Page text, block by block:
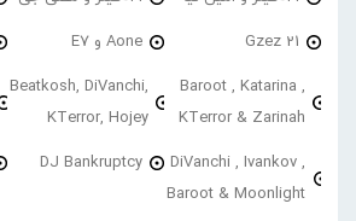
21 Gzez Aone و E7
Baroot , Katarina ,
KTerror & Zarinah
Beatkosh, DiVanchi,
KTerror, Hojey
DiVanchi , Ivankov ,
Baroot & Moonlight
DJ Bankruptcy